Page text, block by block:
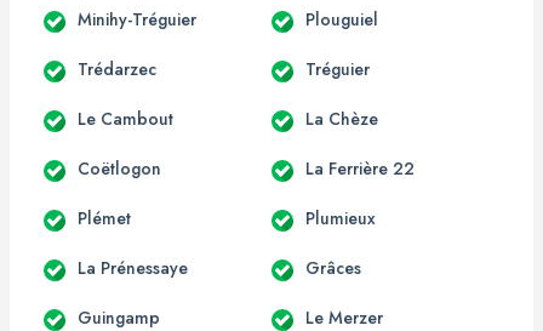
Minihy-Tréguier Plouguiel
Trédarzec Tréguier
Le Cambout La Chèze
Coëtlogon La Ferrière 22
Plémet Plumieux
La Prénessaye Grâces
Guingamp Le Merzer